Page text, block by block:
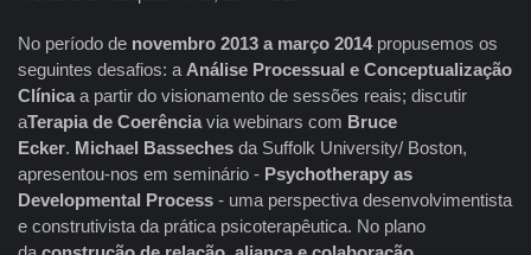
No período de novembro 2013 a março 2014propusemos os
seguintes desafios: a Análise Processual e Conceptualização
Clínica a partir do visionamento de sessões reais; discutir
aTerapia de Coerência via webinars com Bruce
Ecker. Michael Basseches da Suffolk University/ Boston,
apresentou-nos em seminário - Psychotherapy as
Developmental Process - uma perspectiva desenvolvimentista
e construtivista da prática psicoterapêutica. No plano